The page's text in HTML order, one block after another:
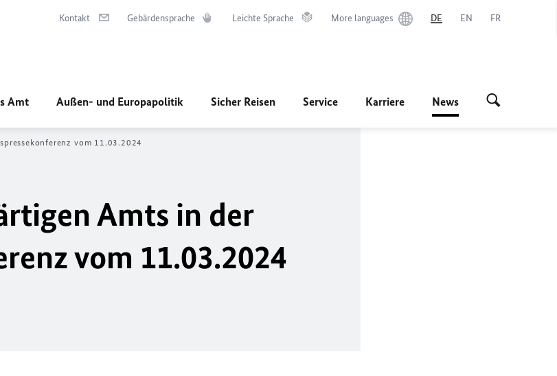
Kontakt Gebärdensprache Leichte Sprache More languages DE EN FR
Amt Außen- und Europapolitik Sicher Reisen Service Karriere News
vom 11.03.2024
Amts in der
vom 11.03.2024